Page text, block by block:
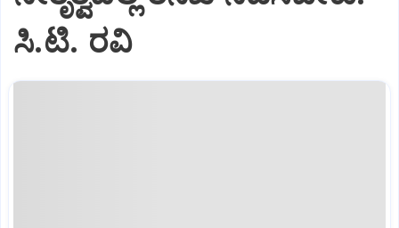
ಸಿ.ಟಿ. ರವಿ